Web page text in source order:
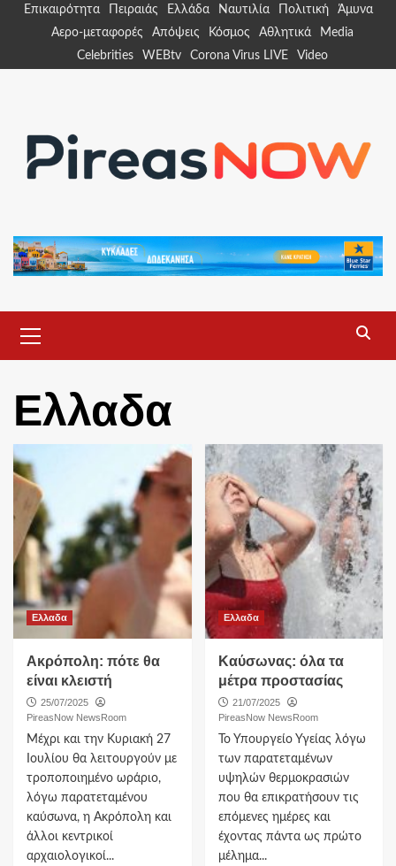
Επικαιρότητα Πειραιάς Ελλάδα Ναυτιλία Πολιτική
Άμυνα
Αερο-μεταφορές
Απόψεις Κόσμος Αθλητικά
Media
Celebrities
WEBtv Corona Virus LIVE Video
Menu
Ελλαδα
Ελλαδα
Ακρόπολη: πότε θα
είναι κλειστή
25/07/2025
PireasNow NewsRoom
Μέχρι και την Κυριακή 27
Ιουλίου θα λειτουργούν με
τροποποιημένο ωράριο,
λόγω παρατεταμένου
καύσωνα, η Ακρόπολη και
άλλοι κεντρικοί
αρχαιολογικοί...
Ελλαδα
Καύσωνας: όλα τα
μέτρα προστασίας
21/07/2025
PireasNow NewsRoom
Το Υπουργείο Υγείας λόγω
των παρατεταμένων
υψηλών θερμοκρασιών
που θα επικρατήσουν τις
επόμενες ημέρες και
έχοντας πάντα ως πρώτο
μέλημα...